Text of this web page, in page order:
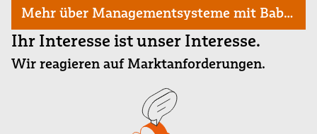
Mehr über Managementsysteme mit Babtec
Ihr Interesse ist unser Interesse.
Wir reagieren auf Marktanforderungen.